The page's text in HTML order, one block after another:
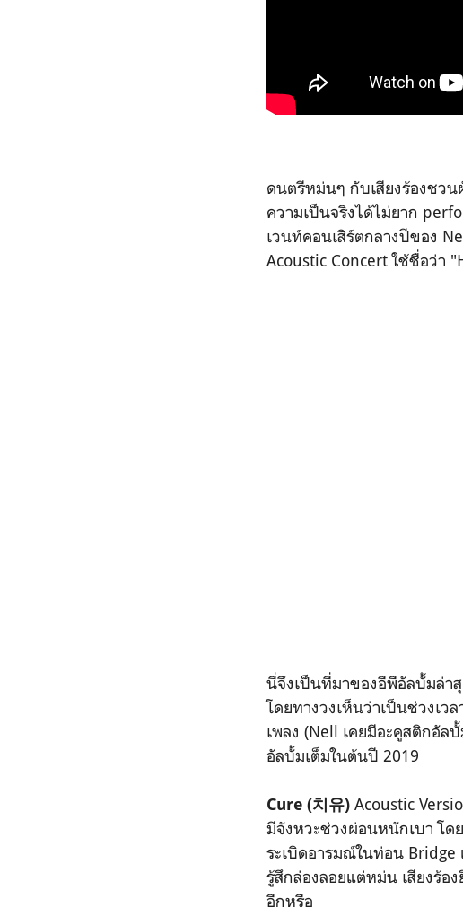
ดนตรีหม่นๆ กับเสียงร้องชวน
ความเป็นจริงได้ไม่ยาก
เวนท์คอนเสิร์ตกลางปีของ
Acoustic Concert ใช้ชื่อว่า
นี่จึงเป็นที่มาของอีพีอัลบั้มล่า
โดยทางวงเห็นว่าเป็นช่วงเ
เพลง (Nell เคยมีอะคูสติกอั
อัลบั้มเต็มในต้นปี 2019
Cure (치유) Acoustic
มีจังหวะช่วงผ่อนหนักเบา โด
ระเบิดอารมณ์ในท่อน Bridge
รู้สึกล่องลอยแต่หม่น เสียงร้อ
อีกหรือ